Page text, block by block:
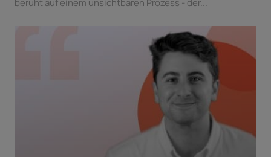
beruht auf einem unsichtbaren Prozess - der...